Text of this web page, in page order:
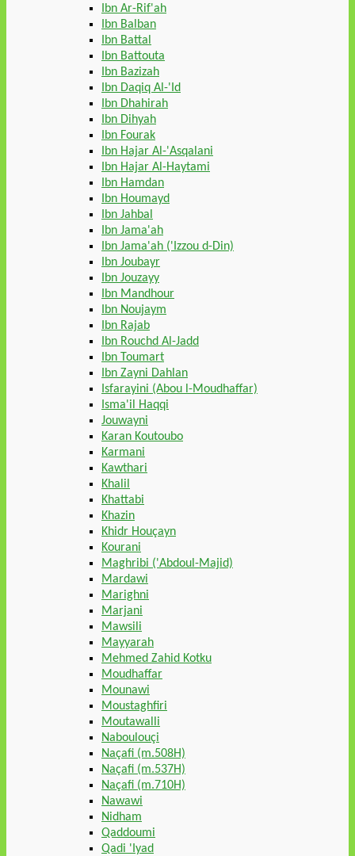
Ibn Ar-Rif'ah
Ibn Balban
Ibn Battal
Ibn Battouta
Ibn Bazizah
Ibn Daqiq Al-'Id
Ibn Dhahirah
Ibn Dihyah
Ibn Fourak
Ibn Hajar Al-'Asqalani
Ibn Hajar Al-Haytami
Ibn Hamdan
Ibn Houmayd
Ibn Jahbal
Ibn Jama'ah
Ibn Jama'ah ('Izzou d-Din)
Ibn Joubayr
Ibn Jouzayy
Ibn Mandhour
Ibn Noujaym
Ibn Rajab
Ibn Rouchd Al-Jadd
Ibn Toumart
Ibn Zayni Dahlan
Isfarayini (Abou l-Moudhaffar)
Isma'il Haqqi
Jouwayni
Karan Koutoubo
Karmani
Kawthari
Khalil
Khattabi
Khazin
Khidr Houçayn
Kourani
Maghribi ('Abdoul-Majid)
Mardawi
Marighni
Marjani
Mawsili
Mayyarah
Mehmed Zahid Kotku
Moudhaffar
Mounawi
Moustaghfiri
Moutawalli
Naboulouçi
Naçafi (m.508H)
Naçafi (m.537H)
Naçafi (m.710H)
Nawawi
Nidham
Qaddoumi
Qadi 'Iyad